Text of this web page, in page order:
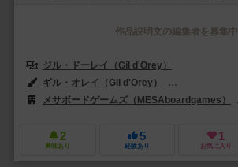
作品説明文の編集者を募集中
ジル・ドーレイ（Gil d'Orey）
ギル・オレイ（Gil d'Orey）
メサボードゲームズ（MESAboardgames）
2
興味あり
5
経験あり
1
お気に入り